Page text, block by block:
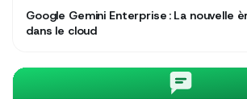
Google Gemini Enterprise : La nouvelle
dans le cloud